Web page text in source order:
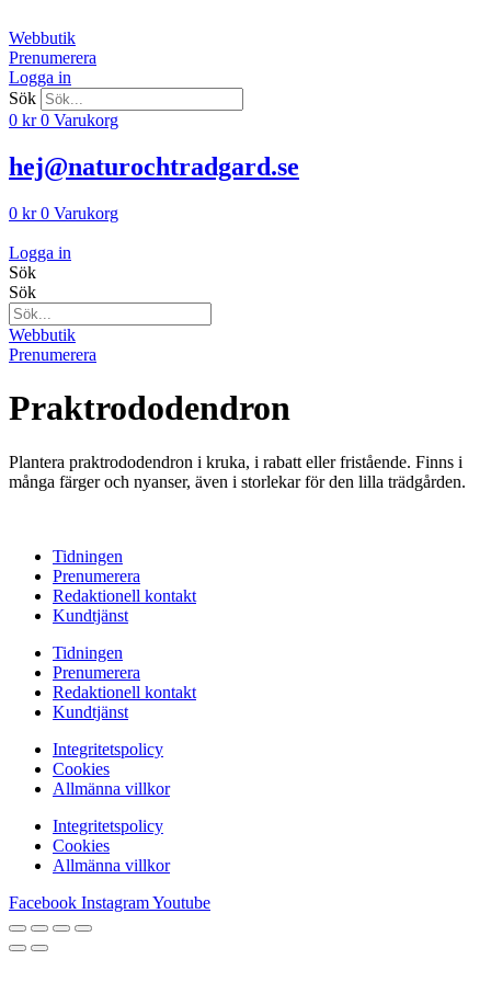
till
innehåll
Webbutik
Prenumerera
Logga in
Sök
0 kr 0 Varukorg
hej@naturochtradgard.se
0 kr 0 Varukorg
Logga in
Sök
Sök
Webbutik
Prenumerera
Praktrododendron
Plantera praktrododendron i kruka, i rabatt eller fristående. Finns i
många färger och nyanser, även i storlekar för den lilla trädgården.
Tidningen
Prenumerera
Redaktionell kontakt
Kundtjänst
Tidningen
Prenumerera
Redaktionell kontakt
Kundtjänst
Integritetspolicy
Cookies
Allmänna villkor
Integritetspolicy
Cookies
Allmänna villkor
Facebook InstagramYoutube